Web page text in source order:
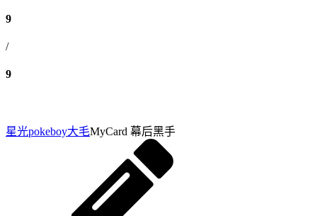
9
/
9
星光pokeboy大毛MyCard 幕后黑手